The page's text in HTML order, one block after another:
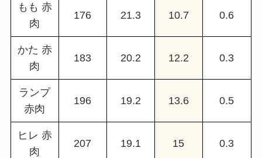
もも 赤
肉
176 21.3 10.7 0.6
かた 赤
肉
183 20.2 12.2 0.3
ランプ
赤肉
196 19.2 13.6 0.5
ヒレ 赤
肉
207 19.1 15 0.3